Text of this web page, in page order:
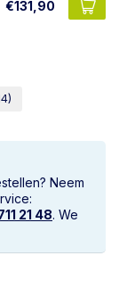
€131,90
Neem
21 48. We